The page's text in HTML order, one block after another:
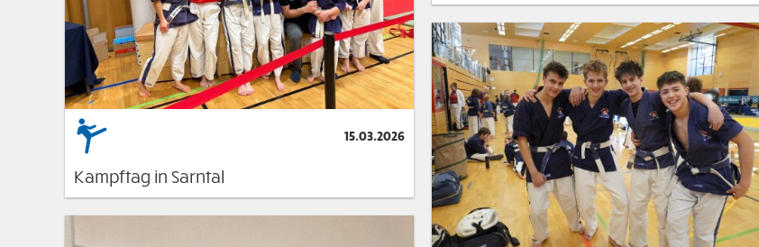
15.03.2026
Kampftag in Sarntal